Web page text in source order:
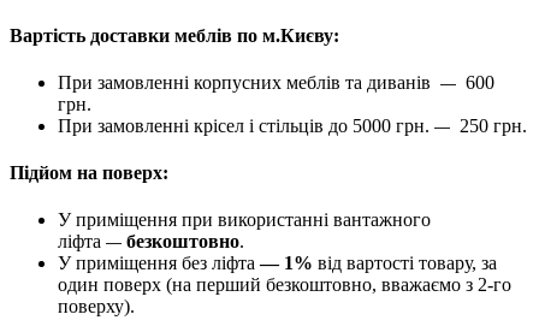
Вартість доставки меблів по м.Києву:
При замовленні корпусних меблів та диванів — 600
грн.
При замовленні крісел і стільців до 5000 грн. — 250 грн.
Підйом на поверх:
У приміщення при використанні вантажного
ліфта — безкоштовно.
У приміщення без ліфта— 1% від вартості товару, за
один поверх (на перший безкоштовно, вважаємо з 2-го
поверху).